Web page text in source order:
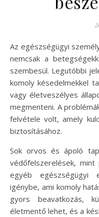
Az egészségügyi személyzet, aki a betegek életéért küzd,
nemcsak a
szembesül. Legutóbbi
komoly késedelmekkel
vagy életveszélyes
megmenteni. A
felvétele volt, amely
biztosításához.
Sok orvos és ápoló
védőfelszerelések,
egyéb egészségügyi
igénybe, ami komoly
gyors beavatkozás,
életmentő lehet, és a